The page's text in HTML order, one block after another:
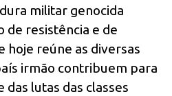
militar genocida
de resistência e de
hoje reúne as diversas
irmão contribuem para
das lutas das classes